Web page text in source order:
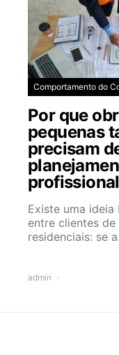
Comportamento do
Por que
pequenas
precisam
profissional
Existe uma
entre clientes de
residenciais: se
admin